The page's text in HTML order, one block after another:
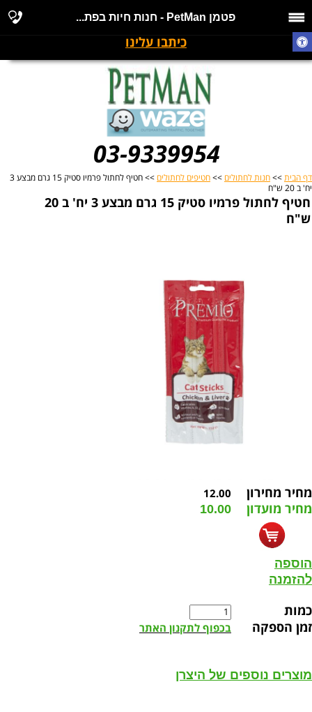
פטמן PetMan - חנות חיות בפת...
כיתבו עלינו
03-9339954
דף הבית >> חנות לחתולים >> חטיפים לחתולים
>> חטיף לחתול פרמיו סטיק 15 גרם מבצע 3
יח' ב 20 ש"ח
חטיף לחתול פרמיו סטיק 15 גרם מבצע 3 יח' ב 20
ש"ח
מחיר מחירון 12.00
מחיר מועדון 10.00
הוספה
להזמנה
כמות
זמן הספקה
בכפוף לתקנון האתר
מוצרים נוספים של היצרן